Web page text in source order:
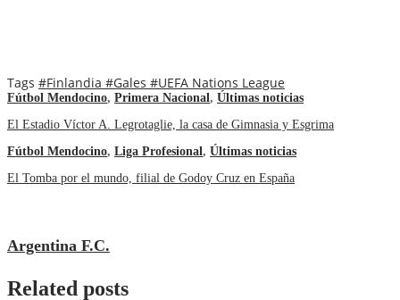
Tags #Finlandia #Gales #UEFA Nations League
Fútbol Mendocino, Primera Nacional , Últimas noticias
El Estadio Víctor A. Legrotaglie, la casa de Gimnasia y Esgrima
Fútbol Mendocino, Liga Profesional , Últimas noticias
El Tomba por el mundo, filial de Godoy Cruz en España
Argentina F.C.
Related posts